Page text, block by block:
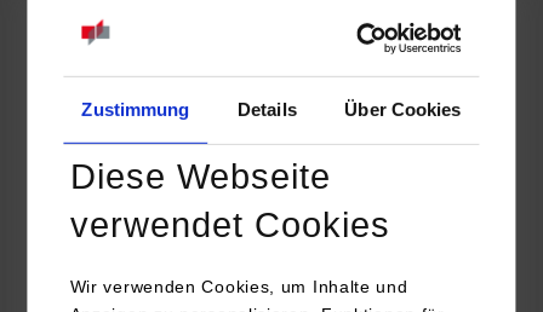
Zustimmung Details Über Cookies
Diese Webseite
verwendet Cookies
Wir verwenden Cookies, um Inhalte und
gepaart mit Brezeln und schwäbischem Apfelsaft, tauschten